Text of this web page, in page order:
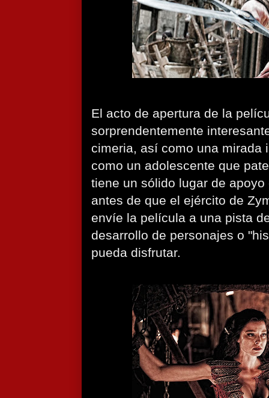
El acto de apertura de la
sorprendentemente
cimeria, así como una mirada
como un adolescente que
tiene un sólido lugar de
antes de que el ejército de
envíe la película a una pista
desarrollo de personajes o
pueda disfrutar.